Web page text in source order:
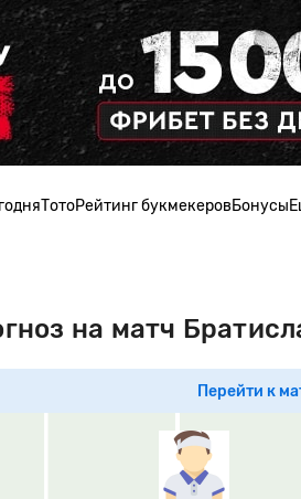
ТотоРейтинг букмекеровБонусы
на матч
Перейти к